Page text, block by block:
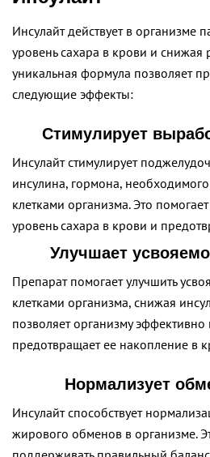
Инсулайт действует в организме
уровень сахара в крови и снижая
уникальная формула позволяет
следующие эффекты:
Стимулирует
Инсулайт стимулирует
инсулина, гормона,
клетками организма. Это
уровень сахара в крови и
Улучшает
Препарат помогает улучшить
клетками организма, снижая
позволяет организму эффективно
предотвращает ее накопление в
Нормализует
Инсулайт способствует
жирового обменов в организме.